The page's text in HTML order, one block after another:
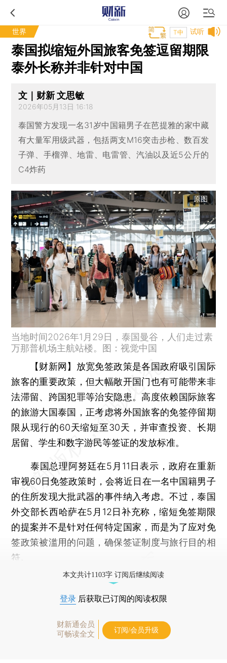
世界 试听
T中
泰国拟缩短外国旅客免签逗留期限
泰外长称并非针对中国
文｜财新 文思敏
2026年05月13日 16:18
泰国警方发现一名31岁中国籍男子在芭提雅的家中藏
有大量军用级武器，包括两支M16突击步枪、数百发
子弹、手榴弹、地雷、电雷管、汽油以及近5公斤的
C4炸药
原图
当地时间2026年1月29日，泰国曼谷，人们走过素
万那普机场主航站楼。图：视觉中国
【财新网】 放宽免签政策是各国政府吸引国际
旅客的重要政策，但大幅敞开国门也有可能带来非
法滞留、跨国犯罪等治安隐患。高度依赖国际旅客
的旅游大国泰国，正考虑将外国旅客的免签停留期
限从现行的60天缩短至30天，并审查投资、长期
居留、学生和数字游民等签证的发放标准。
泰国总理阿努廷在5月11日表示，政府在重新
审视60日免签政策时，会将近日在一名中国籍男子
的住所发现大批武器的事件纳入考虑。不过，泰国
外交部长西哈萨在5月12日补充称，缩短免签期限
的提案并不是针对任何特定国家，而是为了应对免
签政策被滥用的问题，确保签证制度与旅行目的相
符。
本文共计1103字 订阅后继续阅读
登录 后获取已订阅的阅读权限
财新通会员
可畅读全文
订阅/会员升级